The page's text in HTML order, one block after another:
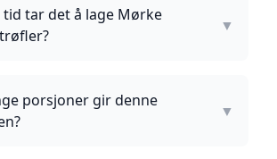
tid tar det å lage Mørke
▼
porsjoner gir denne
▼